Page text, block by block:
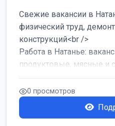
Свежие вакансии в
физический труд,
конструкций<br />
Работа в Натанье:
продуктовые, мясные и
Разнорабочий на сборку
0 просмотров